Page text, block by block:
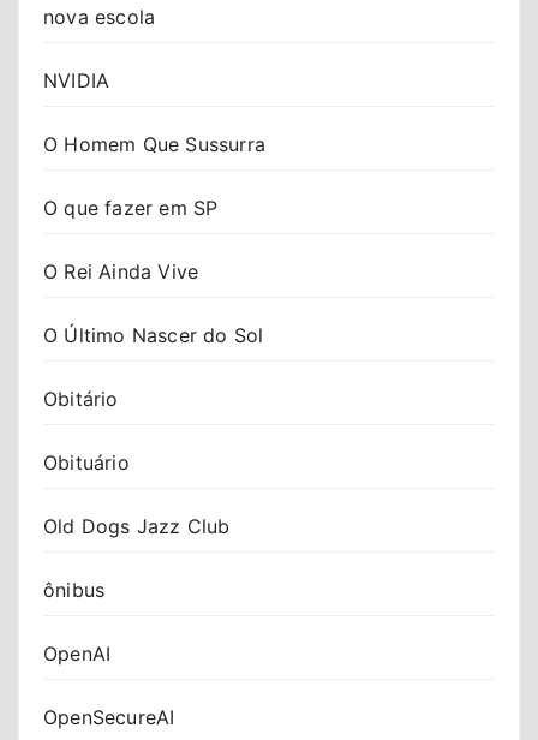
nova escola
NVIDIA
O Homem Que Sussurra
O que fazer em SP
O Rei Ainda Vive
O Último Nascer do Sol
Obitário
Obituário
Old Dogs Jazz Club
ônibus
OpenAI
OpenSecureAI